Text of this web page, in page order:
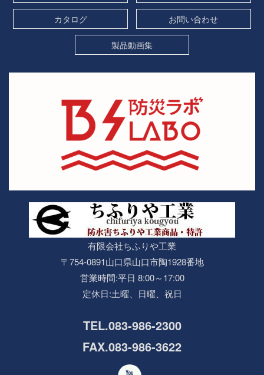
カタログ お問い合わせ
製品動画集
有限会社ちふりや工業
〒754-0891山口県山口市陶1928番地
営業時間:平日 8:00～17:00
定休日:土曜、日曜、祝日
TEL.083-986-2300
FAX.083-986-3622